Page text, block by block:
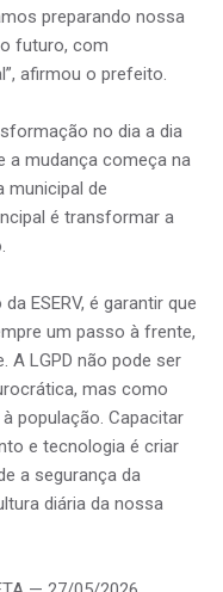
preparando nossa
futuro, com
afirmou o prefeito.
no dia a dia
a mudança começa na
municipal de
é transformar a
ESERV, é garantir que
um passo à frente,
A LGPD não pode ser
mas como
população. Capacitar
e tecnologia é criar
a segurança da
diária da nossa